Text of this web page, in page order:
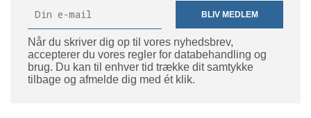
BLIV MEDLEM
Når du skriver dig op til vores nyhedsbrev,
accepterer du vores regler for databehandling og
brug. Du kan til enhver tid trække dit samtykke
tilbage og afmelde dig med ét klik.